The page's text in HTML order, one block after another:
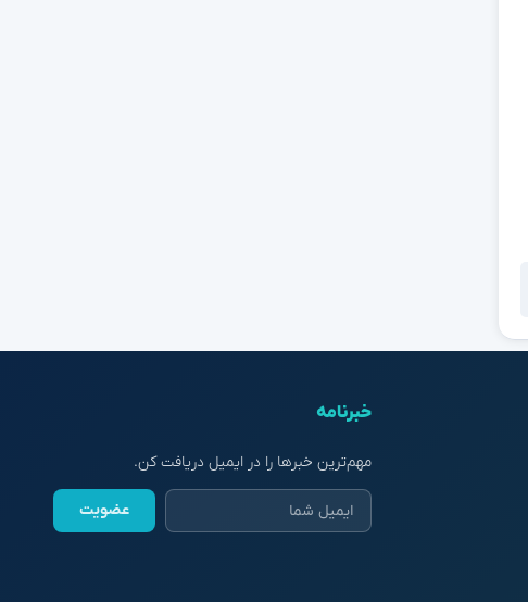
خبرنامه
مهم‌ترین خبرها را در ایمیل دریافت کن.
عضویت